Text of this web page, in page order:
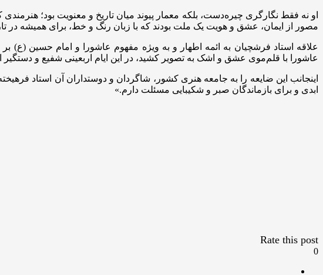
او نه فقط نگارگری چیره‌دست، بلکه معمار پیوند میان تاریخ و معنویت بود؛
مصور از ایمان، عشق و هویت یک ملت بودند که با زبان رنگ و خط، برای همیشه در
علاقه استاد فرشچیان به ائمه اطهار و به ویژه مفهوم عاشورا و امام حسین
عاشورا با قلم‌موی عشق و اشک به تصویر کشید، در این ایام اربعینی شفیع و دستگیر
اینجانب این ضایعه را به جامعه هنری کشور، شاگردان و دوستداران آن استاد
ابدی و برای بازماندگان صبر و شکیبایی مسئلت دارم.»
Rate this post
0